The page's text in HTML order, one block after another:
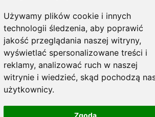
Używamy plików cookie i innych
technologii śledzenia, aby poprawić
jakość przeglądania naszej witryny,
wyświetlać spersonalizowane treści i
reklamy, analizować ruch w naszej
witrynie i wiedzieć, skąd pochodzą
użytkownicy.
Zgoda